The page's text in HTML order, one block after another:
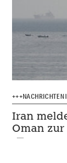
+++NACHRICHTEN
Iran
Oman zur